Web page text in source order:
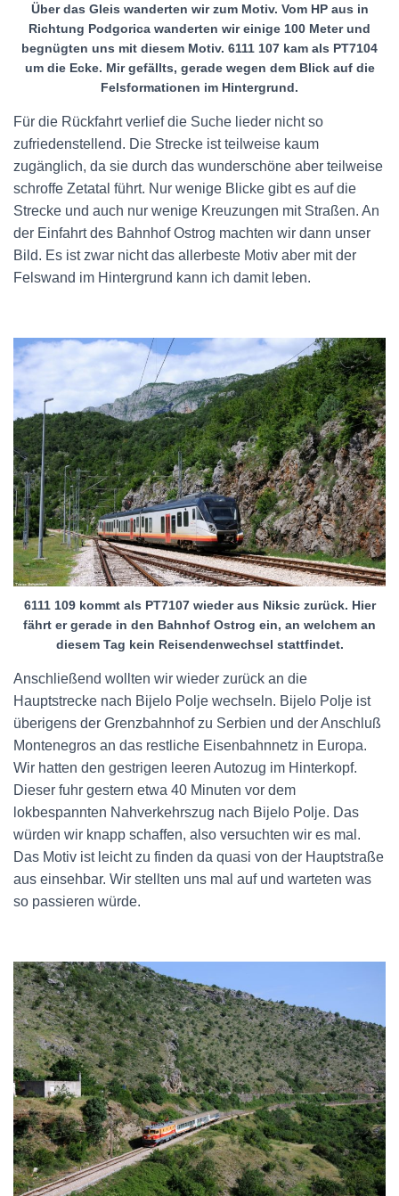
Über das Gleis wanderten wir zum Motiv. Vom HP aus in
Richtung Podgorica wanderten wir einige 100 Meter und
begnügten uns mit diesem Motiv. 6111 107 kam als PT7104
um die Ecke. Mir gefällts, gerade wegen dem Blick auf die
Felsformationen im Hintergrund.
Für die Rückfahrt verlief die Suche lieder nicht so
zufriedenstellend. Die Strecke ist teilweise kaum
zugänglich, da sie durch das wunderschöne aber teilweise
schroffe Zetatal führt. Nur wenige Blicke gibt es auf die
Strecke und auch nur wenige Kreuzungen mit Straßen. An
der Einfahrt des Bahnhof Ostrog machten wir dann unser
Bild. Es ist zwar nicht das allerbeste Motiv aber mit der
Felswand im Hintergrund kann ich damit leben.
6111 109 kommt als PT7107 wieder aus Niksic zurück. Hier
fährt er gerade in den Bahnhof Ostrog ein, an welchem an
diesem Tag kein Reisendenwechsel stattfindet.
Anschließend wollten wir wieder zurück an die
Hauptstrecke nach Bijelo Polje wechseln. Bijelo Polje ist
überigens der Grenzbahnhof zu Serbien und der Anschluß
Montenegros an das restliche Eisenbahnnetz in Europa.
Wir hatten den gestrigen leeren Autozug im Hinterkopf.
Dieser fuhr gestern etwa 40 Minuten vor dem
lokbespannten Nahverkehrszug nach Bijelo Polje. Das
würden wir knapp schaffen, also versuchten wir es mal.
Das Motiv ist leicht zu finden da quasi von der Hauptstraße
aus einsehbar. Wir stellten uns mal auf und warteten was
so passieren würde.